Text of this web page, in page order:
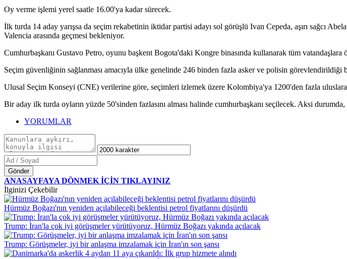
Oy verme işlemi yerel saatle 16.00'ya kadar sürecek.
İlk turda 14 aday yarışsa da seçim rekabetinin iktidar partisi adayı sol görüşlü Ivan Cepeda, aşırı sağcı
Valencia arasında geçmesi bekleniyor.
Cumhurbaşkanı Gustavo Petro, oyunu başkent Bogota'daki Kongre binasında kullanarak tüm vatandaşlara
Seçim güvenliğinin sağlanması amacıyla ülke genelinde 246 binden fazla asker ve polisin görevlendirildiği
Ulusal Seçim Konseyi (CNE) verilerine göre, seçimleri izlemek üzere Kolombiya'ya 1200'den fazla
Bir aday ilk turda oyların yüzde 50'sinden fazlasını alması halinde cumhurbaşkanı seçilecek. Aksi
YORUMLAR
Gönder
ANASAYFAYA DÖNMEK İÇİN TIKLAYINIZ
İlginizi Çekebilir
Hürmüz Boğazı'nın yeniden açılabileceği beklentisi petrol fiyatlarını düşürdü
Trump: İran'la çok iyi görüşmeler yürütüyoruz, Hürmüz Boğazı yakında açılacak
Trump: Görüşmeler, iyi bir anlaşma imzalamak için İran'ın son şansı